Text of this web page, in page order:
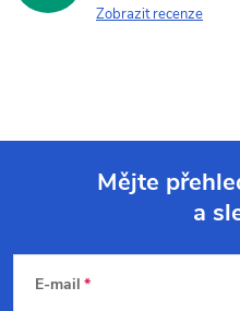
Zobrazit recenze
Mějte
a
E-mail